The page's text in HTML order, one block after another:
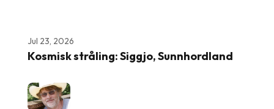
Jul 23, 2026
Kosmisk stråling: Siggjo, Sunnhordland